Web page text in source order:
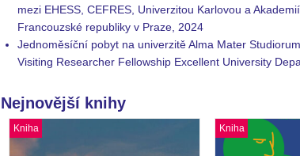
mezi EHESS, CEFRES, Univerzitou Karlovou a
Francouzské republiky v Praze, 2024
Jednoměsíční pobyt na univerzitě Alma Mater
Visiting Researcher Fellowship Excellent University
Nejnovější knihy
Kniha Kniha